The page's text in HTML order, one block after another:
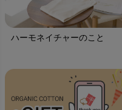
ハーモネイチャーのこと